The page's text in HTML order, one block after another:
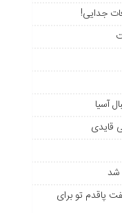
جدایی!
آسیا
قایدی
پاقدم تو برای